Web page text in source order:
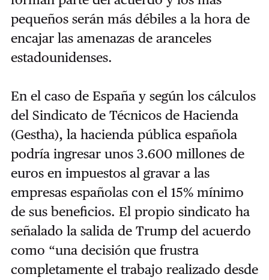
pequeños serán más débiles a la hora de
encajar las amenazas de aranceles
estadounidenses.
En el caso de España y según los cálculos
del Sindicato de Técnicos de Hacienda
(Gestha), la hacienda pública española
podría ingresar unos 3.600 millones de
euros en impuestos al gravar a las
empresas españolas con el 15% mínimo
de sus beneficios. El propio sindicato ha
señalado la salida de Trump del acuerdo
como “una decisión que frustra
completamente el trabajo realizado desde